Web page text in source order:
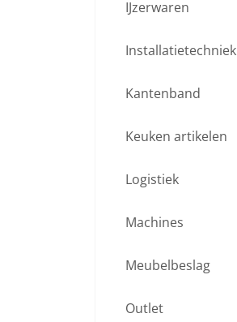
IJzerwaren
Installatietechniek
Kantenband
Keuken artikelen
Logistiek
Machines
Meubelbeslag
Outlet